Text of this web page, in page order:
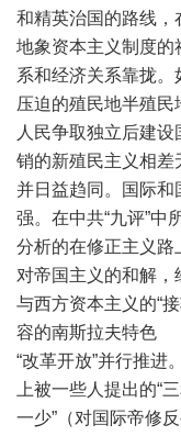
和精英治国的路线，
地象资本主义制度的
系和经济关系靠拢
压迫的殖民地半殖民
人民争取独立后建
销的新殖民主义相差
并日益趋同。国际和
强。在中共“九评”中
分析的在修正主义路
对帝国主义的和解，
与西方资本主义的“
容的南斯拉夫特色
“改革开放”并行推
上被一些人提出的“
一少”（对国际帝修